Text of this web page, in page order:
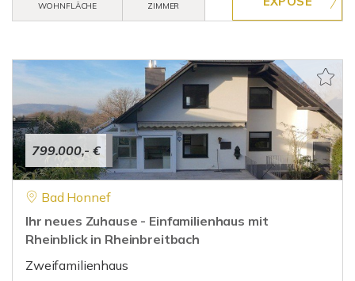
WOHNFLÄCHE
ZIMMER
799.000,- €
Bad Honnef
Ihr neues Zuhause - Einfamilienhaus mit
Rheinblick in Rheinbreitbach
Zweifamilienhaus